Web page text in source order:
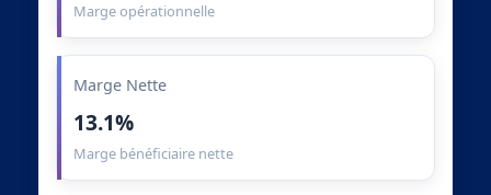
Marge opérationnelle
Marge Nette
13.1%
Marge bénéficiaire nette